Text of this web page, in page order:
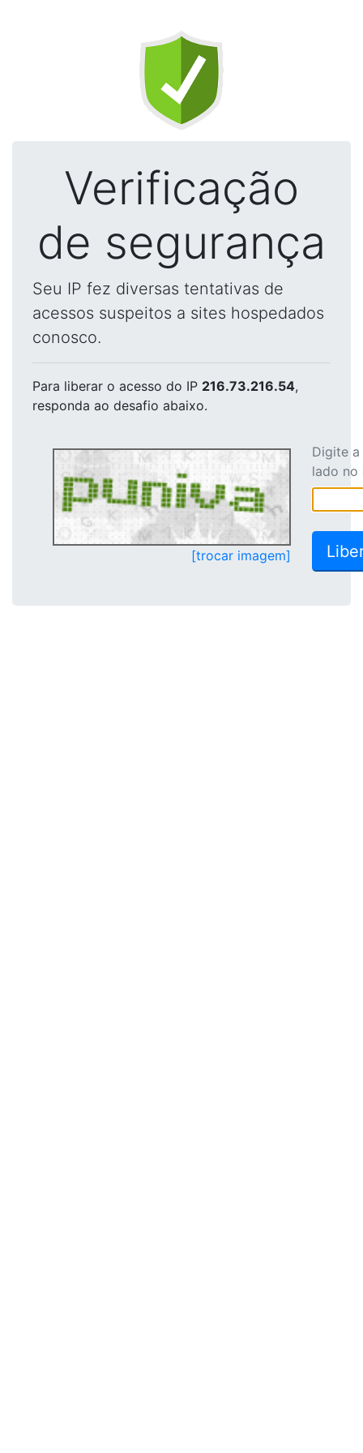
Verificação
de segurança
Seu IP fez diversas tentativas de
acessos suspeitos a sites hospedados
conosco.
Para liberar o acesso do IP 216.73.216.54,
responda ao desafio abaixo.
[trocar imagem]
Digite
lado no